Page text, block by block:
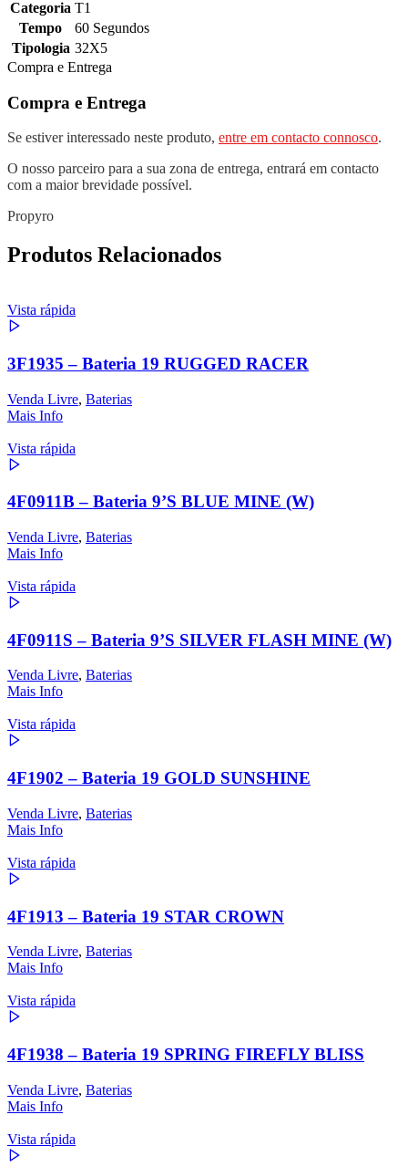
Categoria T1
Tempo
60 Segundos
Tipologia 32X5
Compra e Entrega
Compra e Entrega
Se estiver interessado neste produto, entre em contacto connosco.
O nosso parceiro para a sua zona de entrega, entrará em contacto
com a maior brevidade possível.
Propyro
Produtos Relacionados
Vista rápida
3F1935 – Bateria 19 RUGGED RACER
Venda Livre, Baterias
Mais Info
Vista rápida
4F0911B – Bateria 9’S BLUE MINE (W)
Venda Livre, Baterias
Mais Info
Vista rápida
4F0911S – Bateria 9’S SILVER FLASH MINE (W)
Venda Livre, Baterias
Mais Info
Vista rápida
4F1902 – Bateria 19 GOLD SUNSHINE
Venda Livre, Baterias
Mais Info
Vista rápida
4F1913 – Bateria 19 STAR CROWN
Venda Livre, Baterias
Mais Info
Vista rápida
4F1938 – Bateria 19 SPRING FIREFLY BLISS
Venda Livre, Baterias
Mais Info
Vista rápida